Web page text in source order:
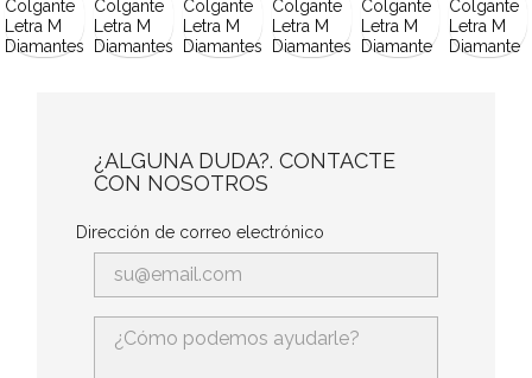
¿ALGUNA DUDA?. CONTACTE
CON NOSOTROS
Dirección de correo electrónico